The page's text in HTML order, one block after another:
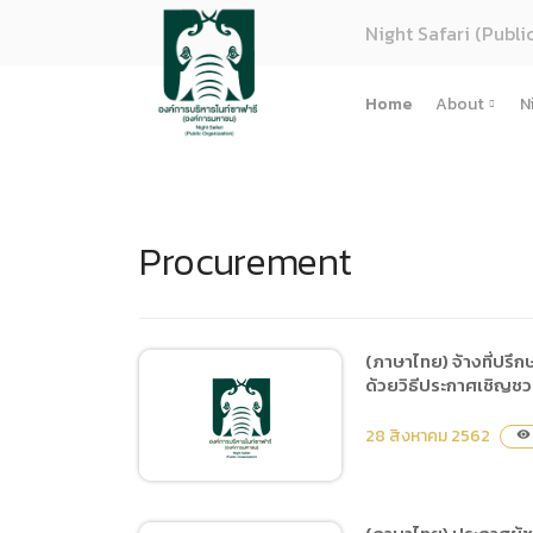
Night Safari
Home About
(ภาษาไ
การจัดซื้
Procurement
(ภาษาไทย) จ้างที่ปรึ
ด้วยวิธีประกาศเชิญช
28 สิงหาคม 2562 visibility